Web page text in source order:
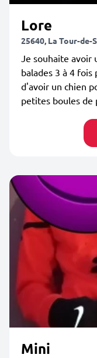
Lore
25640, La Tour-de-
Je souhaite avoir
balades 3 à 4
d'avoir un chien
petites boules de
Mini